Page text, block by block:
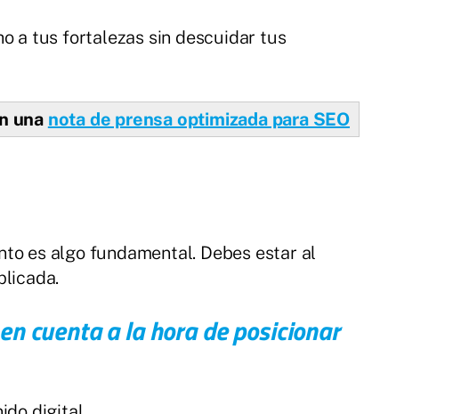
a tus fortalezas sin descuidar tus
una nota de prensa optimizada para SEO
es algo fundamental. Debes estar al
cuenta a la hora de posicionar